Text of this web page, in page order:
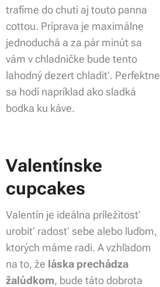
trafíme do chuti aj touto panna
cottou. Príprava je maximálne
jednoduchá a za pár minút sa
vám v chladničke bude tento
lahodný dezert chladiť. Perfektne
sa hodí napríklad ako sladká
bodka ku káve.
Valentínske
cupcakes
Valentín je ideálna príležitosť
urobiť radosť sebe alebo ľuďom,
ktorých máme radi. A vzhľadom
na to, že láska prechádza
žalúdkom, bude táto dobrota